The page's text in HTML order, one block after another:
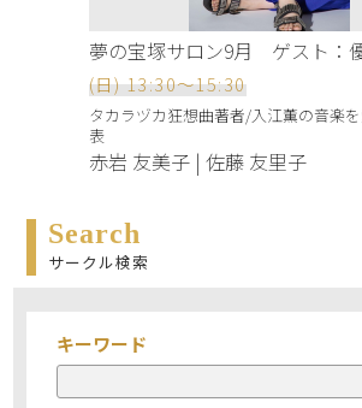
夢の宝塚サロン9月 ゲスト：
(日) 13:30～15:30
タカラヅカ狂想曲著者/入江薫の音楽
表
赤岩 友美子 | 佐藤 友里子
Search
サークル検索
キーワード